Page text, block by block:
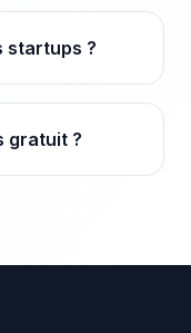
startups ?
gratuit ?